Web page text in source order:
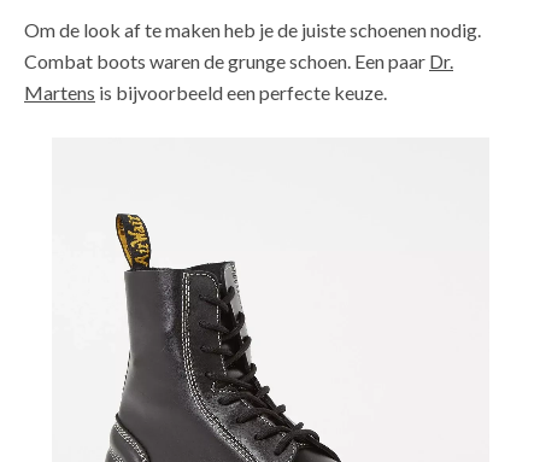
Om de look af te maken heb je de juiste schoenen nodig.
Combat boots waren de grunge schoen. Een paar Dr.
Martens is bijvoorbeeld een perfecte keuze.